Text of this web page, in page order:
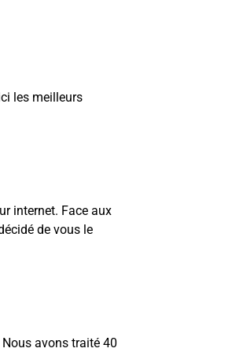
les meilleurs
internet. Face aux
de vous le
avons traité 40